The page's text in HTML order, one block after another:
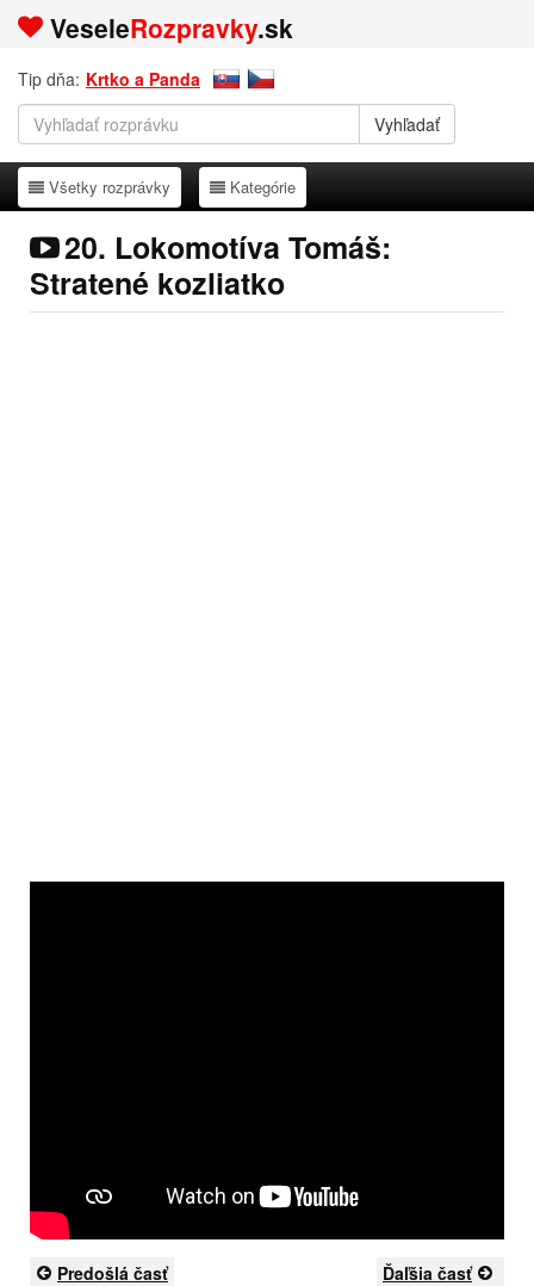
VeseleRozpravky.sk
Tip dňa: Krtko a Panda
Všetky rozprávky
Všetky rozprávky Kategórie
Kategórie
20. Lokomotíva Tomáš:
Stratené kozliatko
Predošlá časť Ďaľšia časť